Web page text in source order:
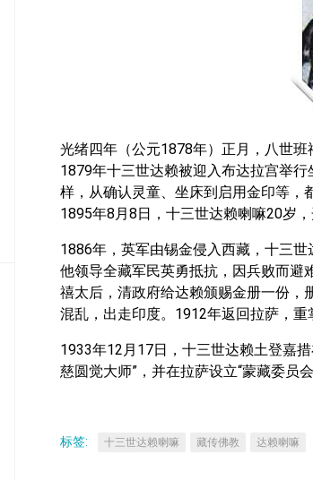
光绪四年（公元1878年）正月，八世班
1879年十三世达赖被迎入布达拉宫举
样，从确认灵童、坐床到启用金印等，
1895年8月8日，十三世达赖喇嘛20岁，
1886年，英军由锡金侵入西藏，十三
他领导全藏军民英勇抵抗，因兵败而避
禧太后，清政府给达赖颁赐金册一份，
混乱，出走印度。1912年返回拉萨，重
1933年12月17日，十三世达赖土登嘉
慈圆觉大师”，并在拉萨设立“蒙藏委员会
标签: 十三世达赖喇嘛 藏传佛教 达赖喇嘛